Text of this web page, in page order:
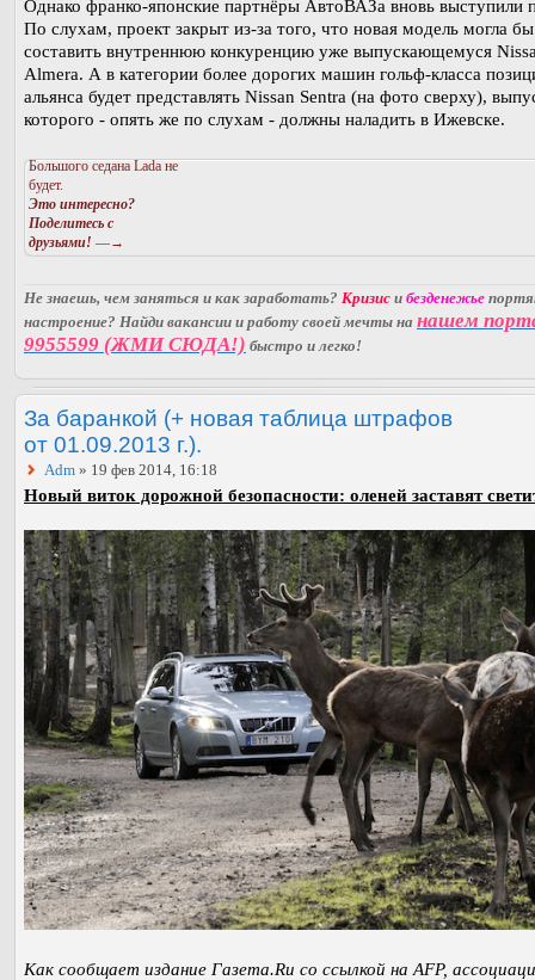
Однако франко-японские партнёры АвтоВАЗа вновь выступили
По слухам, проект закрыт из-за того, что новая модель могла бы
составить внутреннюю конкуренцию уже выпускающемуся
Almera. А в категории более дорогих машин гольф-класса
альянса будет представлять Nissan Sentra (на фото сверху),
которого - опять же по слухам - должны наладить в Ижевске.
Большого седана Lada не
будет.
Это интересно?
Поделитесь с
друзьями! —→
Не знаешь, чем заняться и как заработать? Кризис и безденежье
настроение? Найди вакансии и работу своей мечты на нашем
9955599 (ЖМИ СЮДА!) быстро и легко!
За баранкой (+ новая таблица штрафов
от 01.09.2013 г.).
Adm » 19 фев 2014, 16:18
Новый виток дорожной безопасности: оленей заставят
Как сообщает издание Газета.Ru со ссылкой на AFP,